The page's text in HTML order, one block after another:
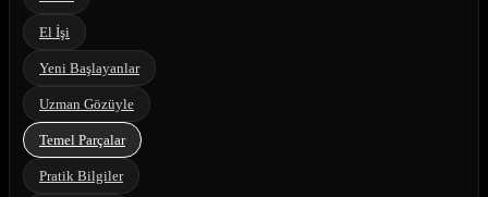
El İşi
Yeni Başlayanlar
Uzman Gözüyle
Temel Parçalar
Pratik Bilgiler